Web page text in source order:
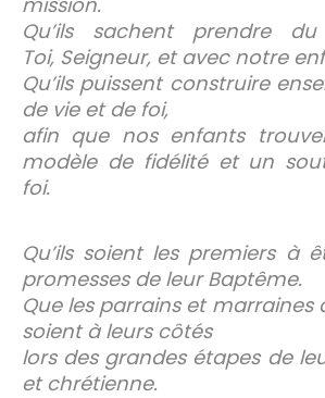
Qu’ils sachent prendre
Toi, Seigneur, et avec notre
Qu’ils puissent construire
de vie et de foi,
afin que nos enfants
modèle de fidélité et un
foi.
Qu’ils soient les premiers à
promesses de leur Baptême.
Que les parrains et marraines
soient à leurs côtés
lors des grandes étapes de
et chrétienne.